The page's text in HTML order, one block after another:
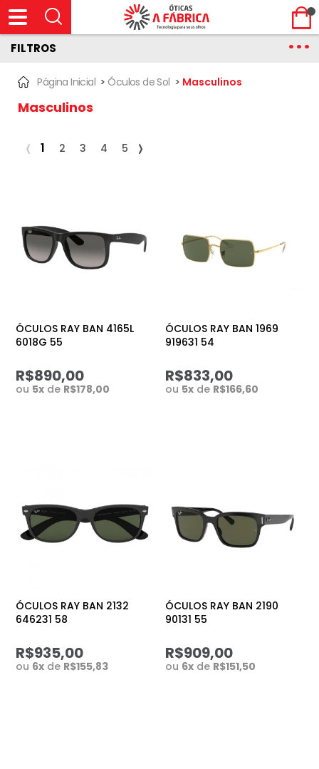
Página Inicial > Óculos de Sol > Masculinos
FILTROS
Masculinos
1 2 3 4 5
ÓCULOS RAY BAN 4165L
6018G 55
R$890,00
ou 5x de R$178,00
ÓCULOS RAY BAN 1969
919631 54
R$833,00
ou 5xde R$166,60
ÓCULOS RAY BAN 2132
646231 58
R$935,00
ou 6x de R$155,83
ÓCULOS RAY BAN 2190
90131 55
R$909,00
ou 6xde R$151,50